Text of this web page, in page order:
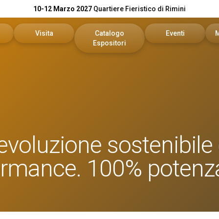
10-12 Marzo 2027 Quartiere Fieristico di Rimini
brand
Visita
Come arrivare
Faq
Catalogo
Espositori
Eventi
Report
100%